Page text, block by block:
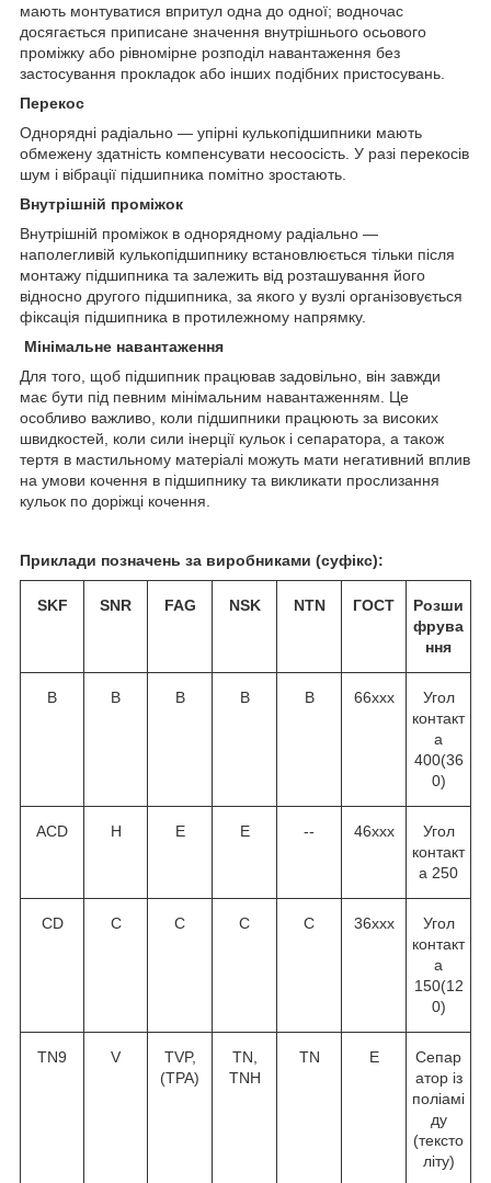
мають монтуватися впритул одна до одної; водночас
досягається приписане значення внутрішнього осьового
проміжку або рівномірне розподіл навантаження без
застосування прокладок або інших подібних пристосувань.
Перекос
Однорядні радіально — упірні кулькопідшипники мають
обмежену здатність компенсувати несоосість. У разі перекосів
шум і вібрації підшипника помітно зростають.
Внутрішній проміжок
Внутрішній проміжок в однорядному радіально —
наполегливій кулькопідшипнику встановлюється тільки після
монтажу підшипника та залежить від розташування його
відносно другого підшипника, за якого у вузлі організовується
фіксація підшипника в протилежному напрямку.
Мінімальне навантаження
Для того, щоб підшипник працював задовільно, він завжди
має бути під певним мінімальним навантаженням. Це
особливо важливо, коли підшипники працюють за високих
швидкостей, коли сили інерції кульок і сепаратора, а також
тертя в мастильному матеріалі можуть мати негативний вплив
на умови кочення в підшипнику та викликати прослизання
кульок по доріжці кочення.
Приклади позначень за виробниками (суфікс):
SKF SNR FAG NSK NTN ГОСТ
Розши
фрува
ння
В В В В В 66ххх
Угол
контакт
а
400(36
0)
ACD H E E -- 46ххх
Угол
контакт
а 250
CD C C C C 36ххх
Угол
контакт
а
150(12
0)
TN9 V
TVP,
(TPA)
TN,
TNH
TN Е
Сепар
атор із
поліамі
ду
(тексто
літу)